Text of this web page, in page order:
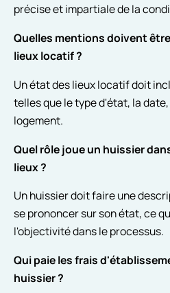
précise et impartiale de la
Quelles mentions doivent
lieux locatif ?
Un état des lieux locatif doit
telles que le type d'état, la
logement.
Quel rôle joue un huissier
lieux ?
Un huissier doit faire une
se prononcer sur son état, ce
l'objectivité dans le processus.
Qui paie les frais
huissier ?